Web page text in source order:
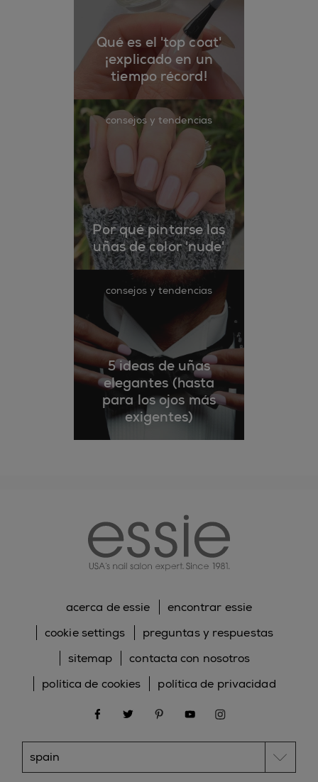
Qué es el 'top coat'
¡explicado en un
tiempo récord!
consejos y tendencias
Por qué pintarse las
uñas de color 'nude'
consejos y tendencias
5 ideas de uñas
elegantes (hasta
para los ojos más
exigentes)
acerca de essie
encontrar essie
cookie settings
preguntas y respuestas
sitemap
contacta con nosotros
política de cookies
política de privacidad
facebooktwitter pinterestyoutubeinstagram